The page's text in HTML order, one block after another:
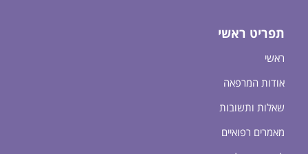
תפריט ראשי
ראשי
אודות המרפאה
שאלות ותשובות
מאמרים רפואיים